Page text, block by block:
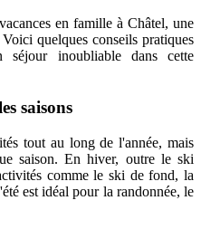
en famille à Châtel, une
quelques conseils pratiques
inoubliable dans cette
saisons
tout au long de l'année, mais
saison. En hiver, outre le ski
comme le ski de fond, la
est idéal pour la randonnée, le